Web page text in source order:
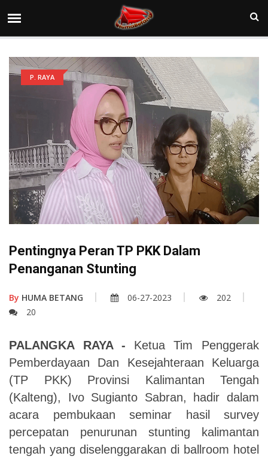
P. RAYA
Pentingnya Peran TP PKK Dalam
Penanganan Stunting
By HUMA BETANG 06-27-2023
202
20
PALANGKA RAYA -
Ketua Tim Penggerak
Pemberdayaan Dan Kesejahteraan Keluarga
(TP PKK) Provinsi Kalimantan Tengah
(Kalteng), Ivo Sugianto Sabran, hadir dalam
acara pembukaan seminar hasil survey
percepatan penurunan stunting kalimantan
tengah yang diselenggarakan di ballroom hotel